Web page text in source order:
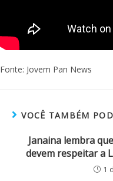
Fonte: Jovem Pan News
VOCÊ TAMBÉM
Janaina lembra
devem respeitar a
1